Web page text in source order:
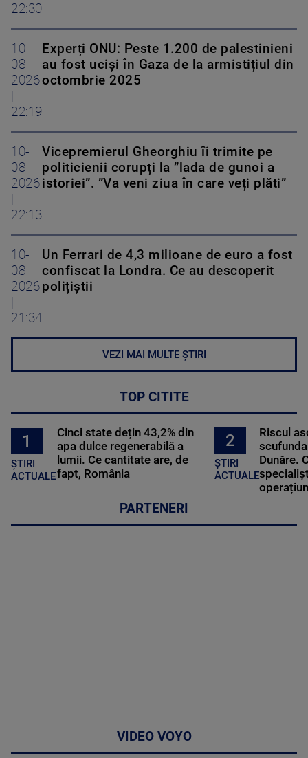
22:30
10-
08-
2026
22:19
Experți ONU: Peste 1.200 de palestinieni
au fost uciși în Gaza de la armistițiul din
octombrie 2025
10-
08-
2026
22:13
Vicepremierul Gheorghiu îi trimite pe
politicienii corupți la ”lada de gunoi a
istoriei”. ”Va veni ziua în care veți plăti”
10-
08-
2026
21:34
Un Ferrari de 4,3 milioane de euro a fost
confiscat la Londra. Ce au descoperit
polițiștii
VEZI MAI MULTE ȘTIRI
TOP CITITE
1
ȘTIRI
ACTUALE
Cinci state dețin 43,2% din
apa dulce regenerabilă a
lumii. Ce cantitate are, de
fapt, România
2
ȘTIRI
ACTUALE
Riscul
Dunăre.
PARTENERI
VIDEO VOYO